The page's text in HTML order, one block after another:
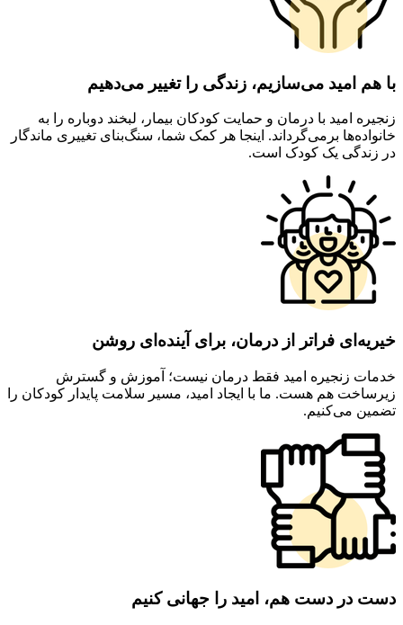
با هم امید می‌سازیم، زندگی را تغییر می‌دهیم
زنجیره امید با درمان و حمایت کودکان بیمار، لبخند دوباره را به
خانواده‌ها برمی‌گرداند. اینجا هر کمک شما، سنگ‌بنای تغییری ماندگار
در زندگی یک کودک است.
خیریه‌ای فراتر از درمان، برای آینده‌ای روشن
خدمات زنجیره امید فقط درمان نیست؛ آموزش و گسترش
زیرساخت هم هست. ما با ایجاد امید، مسیر سلامت پایدار کودکان را
تضمین می‌کنیم.
دست در دست هم، امید را جهانی کنیم